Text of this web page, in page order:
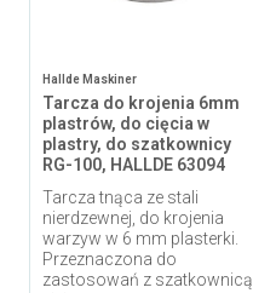
Hallde Maskiner
Tarcza do krojenia 6mm
plastrów, do cięcia w
plastry, do szatkownicy
RG-100, HALLDE 63094
Tarcza tnąca ze stali
nierdzewnej, do krojenia
warzyw w 6 mm plasterki.
Przeznaczona do
zastosowań z szatkownicą